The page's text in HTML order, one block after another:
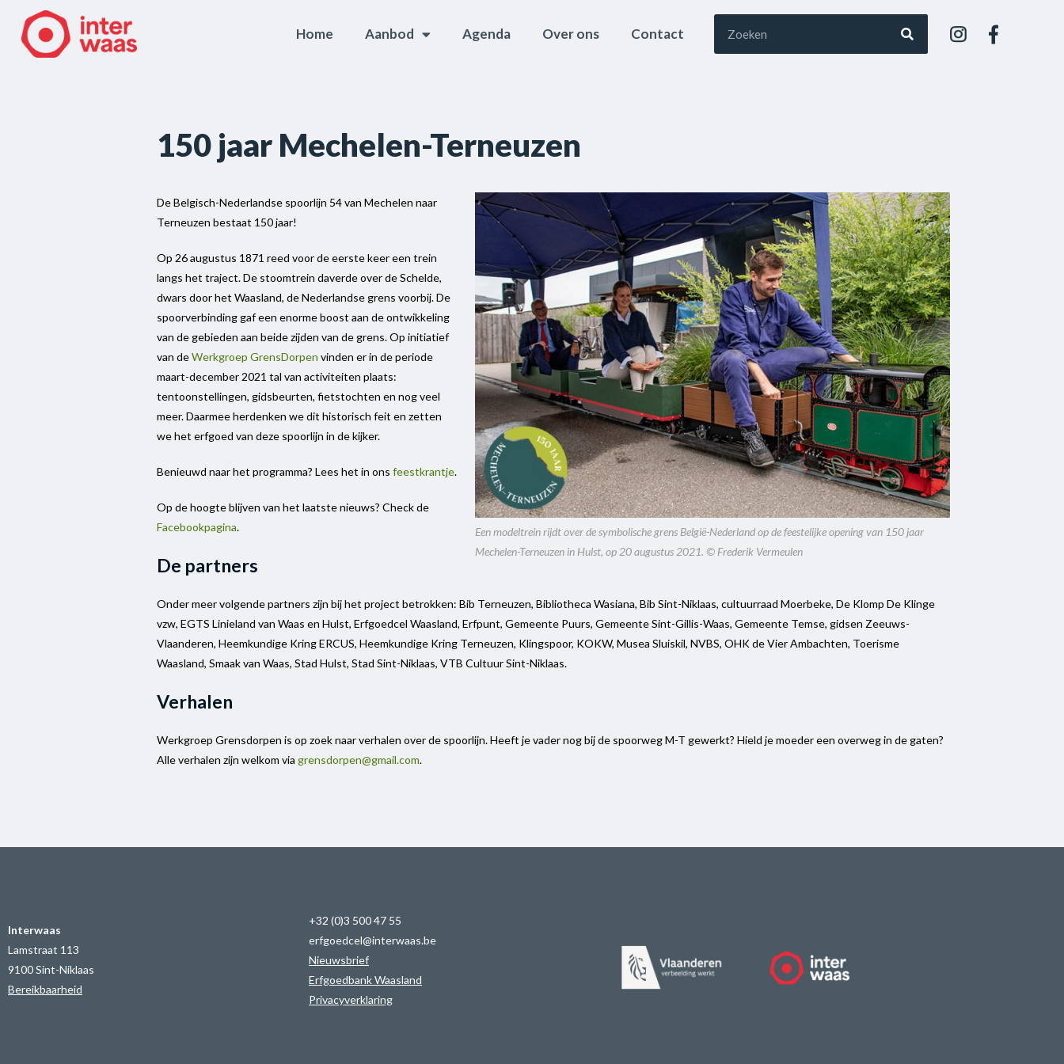
Home Aanbod Agenda Over ons Contact
150 jaar Mechelen-Terneuzen
Een modeltrein rijdt over de symbolische grens België-Nederland op de feestelijke opening van 150 jaar
Mechelen-Terneuzen in Hulst, op 20 augustus 2021. © Frederik Vermeulen
De Belgisch-Nederlandse spoorlijn 54 van Mechelen naar
Terneuzen bestaat 150 jaar!
Op 26 augustus 1871 reed voor de eerste keer een trein
langs het traject. De stoomtrein daverde over de Schelde,
dwars door het Waasland, de Nederlandse grens voorbij. De
spoorverbinding gaf een enorme boost aan de ontwikkeling
van de gebieden aan beide zijden van de grens. Op initiatief
van deWerkgroep GrensDorpen vinden er in de periode
maart-december 2021 tal van activiteiten plaats:
tentoonstellingen, gidsbeurten, fietstochten en nog veel
meer. Daarmee herdenken we dit historisch feit en zetten
we het erfgoed van deze spoorlijn in de kijker.
Benieuwd naar het programma? Lees het in onsfeestkrantje.
Op de hoogte blijven van het laatste nieuws? Check de
Facebookpagina.
De partners
Onder meer volgende partners zijn bij het project betrokken: Bib Terneuzen, Bibliotheca Wasiana, Bib Sint-Niklaas, cultuurraad Moerbeke, De Klomp De Klinge
vzw, EGTS Linieland van Waas en Hulst, Erfgoedcel Waasland, Erfpunt, Gemeente Puurs, Gemeente Sint-Gillis-Waas, Gemeente Temse, gidsen Zeeuws-
Vlaanderen, Heemkundige Kring ERCUS, Heemkundige Kring Terneuzen, Klingspoor, KOKW, Musea Sluiskil, NVBS, OHK de Vier Ambachten, Toerisme
Waasland, Smaak van Waas, Stad Hulst, Stad Sint-Niklaas, VTB Cultuur Sint-Niklaas.
Verhalen
Werkgroep Grensdorpen is op zoek naar verhalen over de spoorlijn. Heeft je vader nog bij de spoorweg M-T gewerkt? Hield je moeder een overweg in de gaten?
Alle verhalen zijn welkom viagrensdorpen@gmail.com.
Interwaas
Lamstraat 113
9100 Sint-Niklaas
Bereikbaarheid
+32 (0)3 500 47 55
erfgoedcel@interwaas.be
Nieuwsbrief
Erfgoedbank Waasland
Privacyverklaring